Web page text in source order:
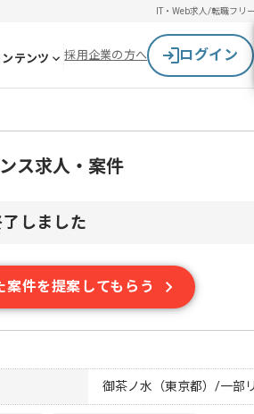
IT・Web求人/転職フリ
テンツ 採用企業の方へ ログイン
ス求人・案件
しました
案件を提案してもらう
御茶ノ水（東京都）/一部